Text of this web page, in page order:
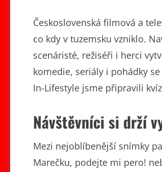
Československá filmová a
co kdy v tuzemsku vzniklo.
scenáristé, režiséři i herci
komedie, seriály i pohádky
In-Lifestyle jsme připravili
Návštěvníci si drží
Mezi nejoblíbenější snímky
Marečku, podejte mi pero!